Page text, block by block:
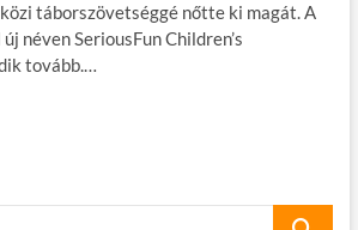
táborszövetséggé nőtte ki magát. A
néven SeriousFun Children’s
tovább.…
keresés